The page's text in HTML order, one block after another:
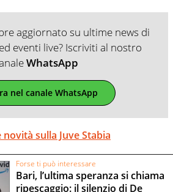
aggiornato su ultime news di
eventi live? Iscriviti al nostro
WhatsApp
nel canale WhatsApp
sulla Juve Stabia
Forse ti può interessare
Bari, l’ultima speranza si chiama
ripescaggio: il silenzio di De